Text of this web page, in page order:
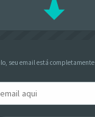
seu email está completamente